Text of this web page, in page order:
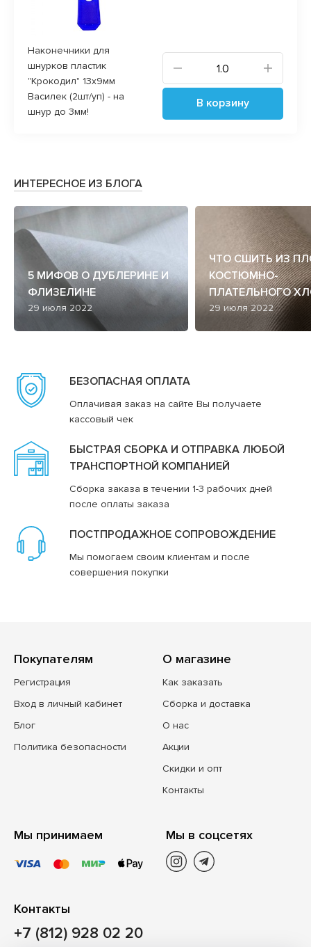
Наконечники для
шнурков пластик
"Крокодил" 13х9мм
Василек (2шт/уп) - на
шнур до 3мм!
В корзину
ИНТЕРЕСНОЕ ИЗ БЛОГА
5 МИФОВ О ДУБЛЕРИНЕ И
ФЛИЗЕЛИНЕ
29 июля 2022
ЧТО СШИТЬ ИЗ
КОСТЮМНО-
ПЛАТЕЛЬНОГО
29 июля 2022
БЕЗОПАСНАЯ ОПЛАТА
Оплачивая заказ на сайте Вы получаете
кассовый чек
БЫСТРАЯ СБОРКА И ОТПРАВКА ЛЮБОЙ
ТРАНСПОРТНОЙ КОМПАНИЕЙ
Сборка заказа в течении 1-3 рабочих дней
после оплаты заказа
ПОСТПРОДАЖНОЕ СОПРОВОЖДЕНИЕ
Мы помогаем своим клиентам и после
совершения покупки
Покупателям
Регистрация
Вход в личный кабинет
Блог
Политика безопасности
О магазине
Как заказать
Сборка и доставка
О нас
Акции
Скидки и опт
Контакты
Мы принимаем Мы в соцсетях
Контакты
+7 (812) 928 02 20